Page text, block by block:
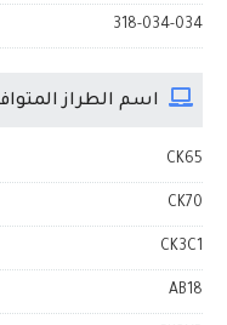
318-034-034
اسم الطراز
CK65
CK70
CK3C1
AB18